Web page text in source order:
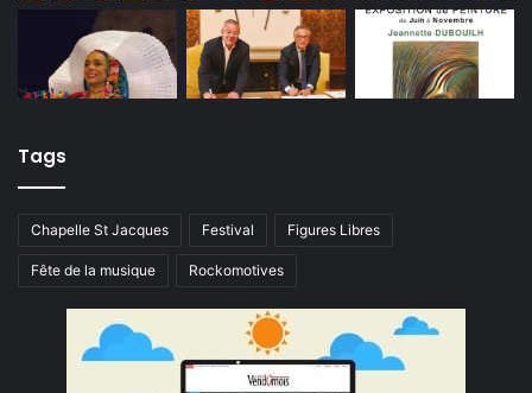
Tags
Chapelle St Jacques Festival Figures Libres
Fête de la musique Rockomotives